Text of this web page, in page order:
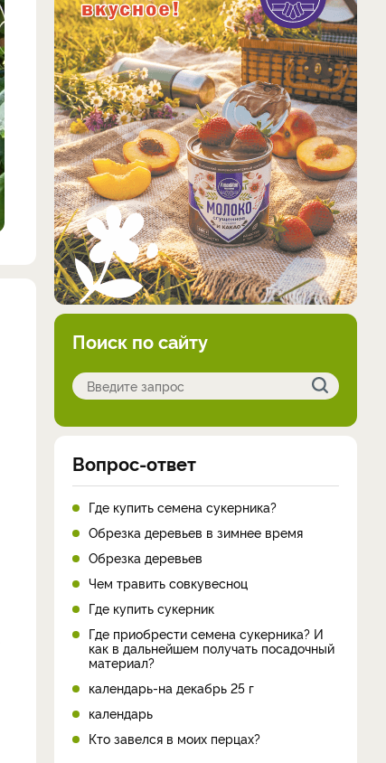
Поиск по сайту
Вопрос-ответ
Где купить семена сукерника?
Обрезка деревьев в зимнее время
Обрезка деревьев
Чем травить совкувесноц
Где купить сукерник
Где приобрести семена сукерника? И
как в дальнейшем получать посадочный
материал?
календарь-на декабрь 25 г
календарь
Кто завелся в моих перцах?